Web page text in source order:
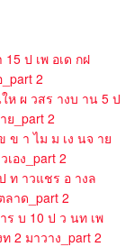
ป เพ อเด กฝ
2
ห ผ วสร างบ าน 5 ป
ย_part 2
ข า ไม ม เง นจ าย
อง_part 2
ท าวแชร อ างล
าด_part 2
ร บ 10 ป ว นท เพ
2 มาวาง_part 2